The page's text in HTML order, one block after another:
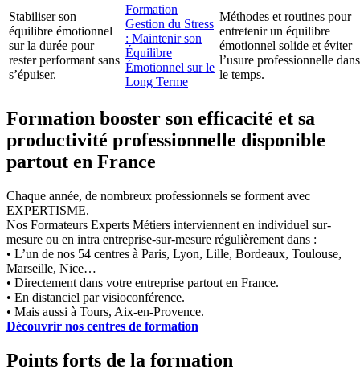
Stabiliser son
équilibre émotionnel
sur la durée pour
rester performant sans
s’épuiser.
Formation
Gestion du Stress
: Maintenir son
Équilibre
Émotionnel sur le
Long Terme
Méthodes et routines pour
entretenir un équilibre
émotionnel solide et éviter
l’usure professionnelle dans
le temps.
Formation booster son efficacité et sa
productivité professionnelle disponible
partout en France
Chaque année, de nombreux professionnels se forment avec
EXPERTISME.
Nos Formateurs Experts Métiers interviennent en individuel sur-
mesure ou en intra entreprise-sur-mesure régulièrement dans :
• L’un de nos 54 centres à Paris, Lyon, Lille, Bordeaux, Toulouse,
Marseille, Nice…
• Directement dans votre entreprise partout en France.
• En distanciel par visioconférence.
• Mais aussi à Tours, Aix-en-Provence.
Découvrir nos centres de formation
Points forts de la formation